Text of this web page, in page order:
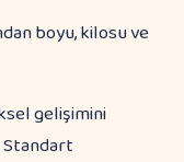
gelişimini